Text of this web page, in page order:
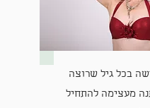
בכל גיל שרוצה
מעצימה להתחיל